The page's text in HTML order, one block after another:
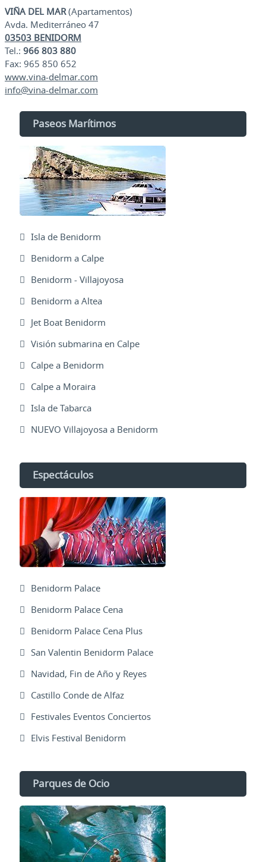
VIÑA DEL MAR(Apartamentos)
Avda. Mediterráneo 47
03503 BENIDORM
Tel.: 966 803 880
Fax: 965 850 652
www.vina-delmar.com
info@vina-delmar.com
Paseos Marítimos
Isla de Benidorm
Benidorm a Calpe
Benidorm - Villajoyosa
Benidorm a Altea
Jet Boat Benidorm
Visión submarina en Calpe
Calpe a Benidorm
Calpe a Moraira
Isla de Tabarca
NUEVO Villajoyosa a Benidorm
Espectáculos
Benidorm Palace
Benidorm Palace Cena
Benidorm Palace Cena Plus
San Valentin Benidorm Palace
Navidad, Fin de Año y Reyes
Castillo Conde de Alfaz
Festivales Eventos Conciertos
Elvis Festival Benidorm
Parques de Ocio